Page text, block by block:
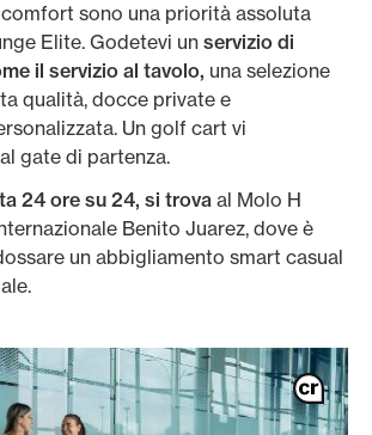
comfort sono una priorità assoluta
Elite. Godetevi un servizio di
il servizio al tavolo, una selezione
qualità, docce private e
Un golf cart vi
gate di partenza.
24 ore su 24, si trova al Molo H
Benito Juarez, dove è
un abbigliamento smart casual